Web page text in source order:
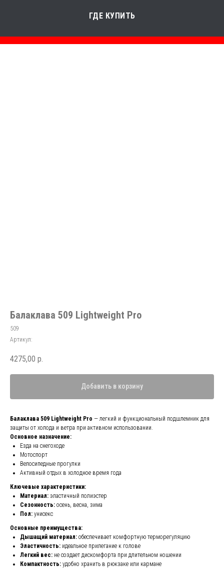
ГДЕ КУПИТЬ
Балаклава 509 Lightweight Pro
509
Артикул:
4275,00 р.
Добавить в корзину
Балаклава 509 Lightweight Pro — легкий и функциональный подшлемник для
защиты от холода и ветра при активном использовании.
Основное назначение:
Езда на снегоходе
Мотоспорт
Велосипедные прогулки
Активный отдых в холодное время года
Ключевые характеристики:
Материал: эластичный полиэстер
Сезонность: осень, весна, зима
Пол: унисекс
Основные преимущества:
Дышащий материал: обеспечивает комфортную терморегуляцию
Эластичность: идеальное прилегание к голове
Легкий вес: не создает дискомфорта при длительном ношении
Компактность: удобно хранить в рюкзаке или кармане